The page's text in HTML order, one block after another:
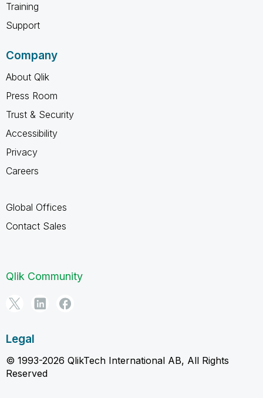
Training
Support
Company
About Qlik
Press Room
Trust & Security
Accessibility
Privacy
Careers
Global Offices
Contact Sales
Qlik Community
Legal
© 1993-2026 QlikTech International AB, All Rights
Reserved